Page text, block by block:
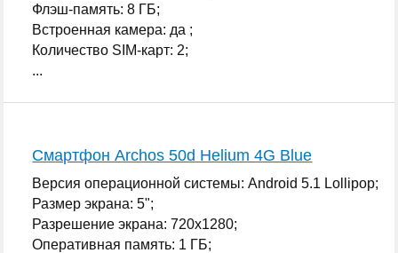
Флэш-память: 8 ГБ;
Встроенная камера: да ;
Количество SIM-карт: 2;
...
Смартфон Archos 50d Helium 4G Blue
Версия операционной системы: Android 5.1 Lollipop;
Размер экрана: 5";
Разрешение экрана: 720x1280;
Оперативная память: 1 ГБ;